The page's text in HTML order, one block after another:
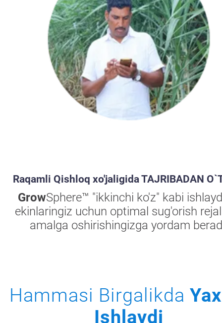
Raqamli Qishloq xo'jaligida TAJRIBADAN
GrowSphere™ "ikkinchi ko'z" kabi
ekinlaringiz uchun optimal sug'orish
amalga oshirishingizga yordam
Hammasi Birgalikda
Ishlaydi